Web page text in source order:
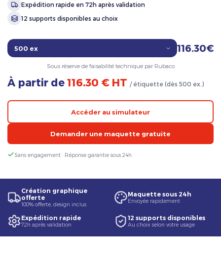
Expédition rapide en 72h après validation
12 supports disponibles au choix
116.30€
Sous réserve de faisabilité technique par Rubaco
À partir de 116.30 € HT / étiquette (dès 500 ex.)
Accéder au simulateur
Demander une maquette gratuite
Sans engagement · Réponse garantie sous 24h
Création graphique
offerte
100% offerte, design inclus
Maquette sous 24h
Envoyée rapidement
Expédition rapide
72h après validation
12 supports disponibles
Au choix selon votre usage